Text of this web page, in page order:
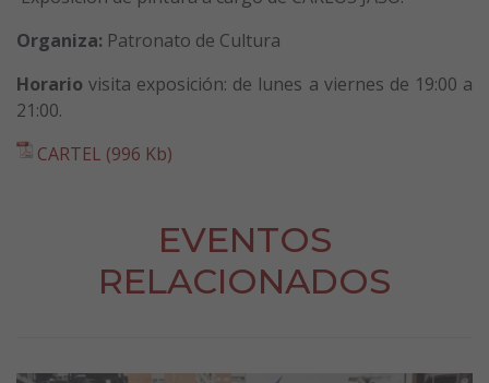
Organiza: Patronato de Cultura
Horario visita exposición: de lunes a viernes de 19:00 a
21:00.
CARTEL (996 Kb)
EVENTOS
RELACIONADOS